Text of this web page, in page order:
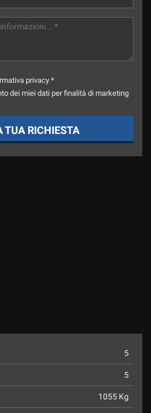
privacy *
dei miei dati per finalità di marketing
TUA RICHIESTA
5
5
1055 Kg